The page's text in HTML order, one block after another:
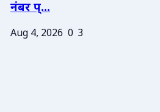
नंबर प्...
Aug 4, 2026 0 3